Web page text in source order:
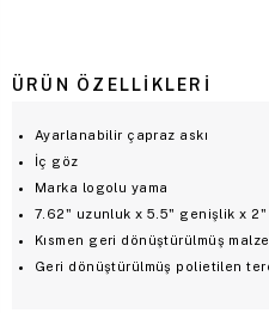
ÜRÜN ÖZELLIKLERI
Ayarlanabilir çapraz askı
İç göz
Marka logolu yama
7.62" uzunluk x 5.5" genişlik x
Kısmen geri dönüştürülmüş
Geri dönüştürülmüş polietilen